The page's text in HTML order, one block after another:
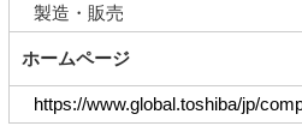
製造・販売
ホームページ
https://www.global.toshiba/jp/